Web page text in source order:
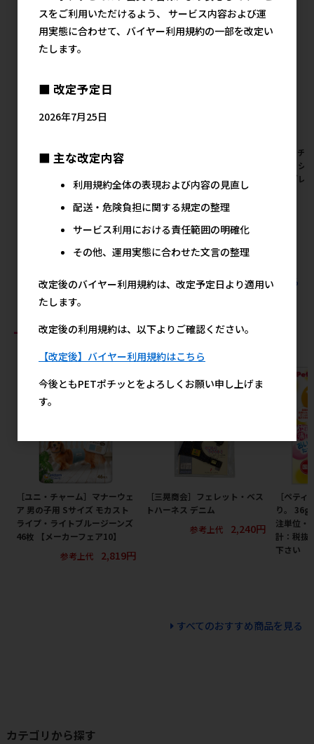
[ユニ･チャーム]銀のスプーン
三ツ星グルメ しみ旨お魚仕立
てまぐろ･鶏ささみ味にかつお
節添え 192g【メーカーフェア
メーカー希望小売価格
500円
ブラウン【メーカーフェア
10】
メーカー希望小売価格
3,660円
[ユニ･チ
くらくシ
ークグレ
すべてのユニ・チャームの人気商品を見る
おすすめ商品
［ユニ・チャーム］マナーウェ
ア 男の子用 Sサイズ モカスト
ライプ・ライトブルージーンズ
46枚 【メーカーフェア10】
参考上代
2,819円
［三晃商会］フェレット・ベス
トハーネス デニム
参考上代
2,240円
［ペテ
り。
注単位・
計：税抜
下さい
すべてのおすすめ商品を見る
カテゴリから探す
スをご利用いただけるよう、 サービス内容および運
用実態に合わせて、バイヤー利用規約の一部を改定い
たします。
■ 改定予定日
2026年7月25日
■ 主な改定内容
利用規約全体の表現および内容の見直し
配送・危険負担に関する規定の整理
サービス利用における責任範囲の明確化
その他、運用実態に合わせた文言の整理
改定後のバイヤー利用規約は、改定予定日より適用い
たします。
改定後の利用規約は、以下よりご確認ください。
【改定後】バイヤー利用規約はこちら
今後ともPETポチッとをよろしくお願い申し上げま
す。